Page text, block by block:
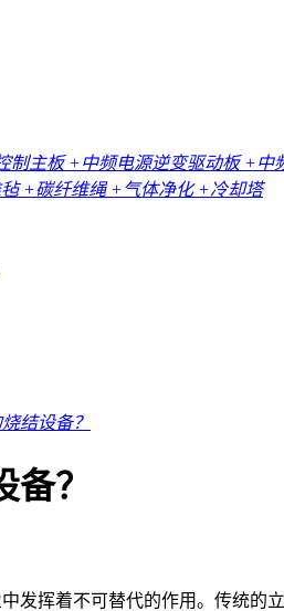
制主板 +中频电源逆变驱动板 +中
+碳纤维绳 +气体净化+冷却塔
结设备？
？
发挥着不可替代的作用。传统